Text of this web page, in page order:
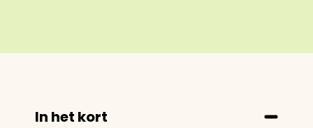
In het kort